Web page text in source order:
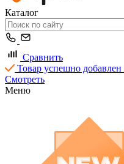
Каталог
Сравнить
Товар успешно
Смотреть
Меню